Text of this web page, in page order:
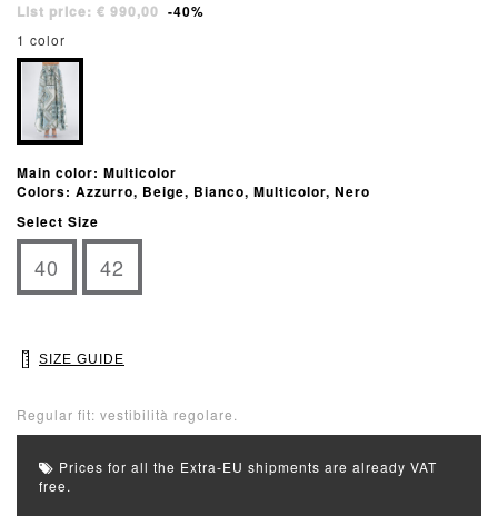
List price: € 990,00 -40%
1 color
Main color: Multicolor
Colors: Azzurro, Beige, Bianco, Multicolor, Nero
Select Size
40 42
SIZE GUIDE
Regular fit: vestibilità regolare.
Prices for all the Extra-EU shipments are already VAT
free.